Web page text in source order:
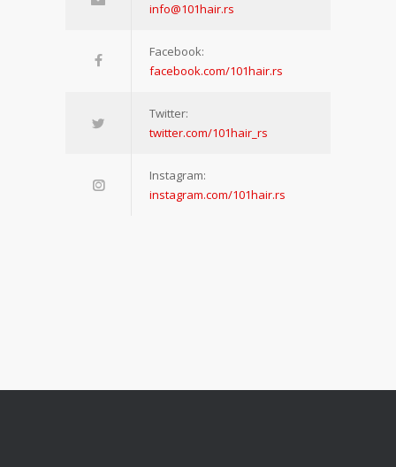
info@101hair.rs
Facebook:
facebook.com/101hair.rs
Twitter:
twitter.com/101hair_rs
Instagram:
instagram.com/101hair.rs